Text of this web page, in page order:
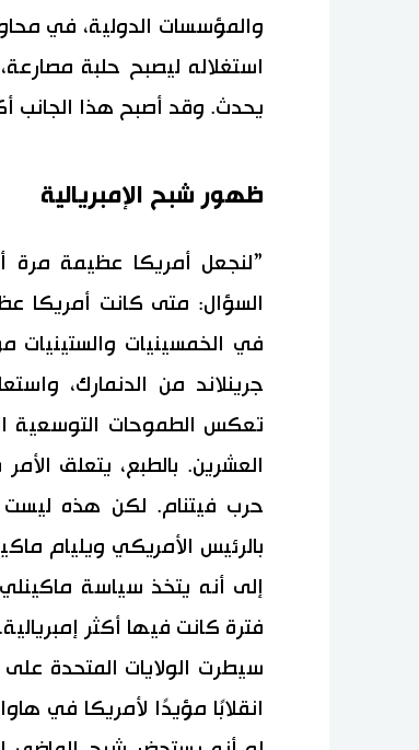
والمؤسسات الدولية، في
استغلاله ليصبح حلبة
يحدث. وقد أصبح هذا الجانب
ظهور شبح الإمبريالية
”لنجعل أمريكا عظيمة مرة
السؤال: متى كانت أمريكا
في الخمسينيات والستينيات
جرينلاند من الدنمارك،
تعكس الطموحات التوسعية
العشرين. بالطبع، يتعلق
حرب فيتنام. لكن هذه ليست
إلى أنه يتخذ سياسة
سيطرت الولايات المتحدة
انقلابًا مؤيدًا لأمريكا في